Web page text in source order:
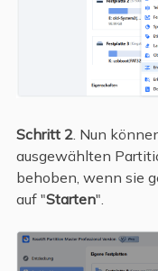
Schritt 2. Nun
ausgewählten
behoben, wenn sie
auf "Starten".